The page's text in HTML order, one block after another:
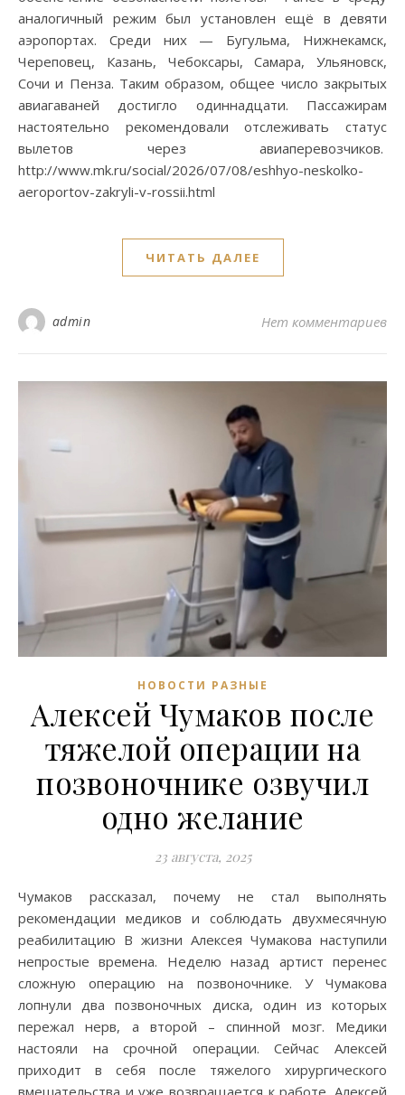
аналогичный режим был установлен ещё в девяти
аэропортах. Среди них — Бугульма, Нижнекамск,
Череповец, Казань, Чебоксары, Самара, Ульяновск,
Сочи и Пенза. Таким образом, общее число закрытых
авиагаваней достигло одиннадцати. Пассажирам
настоятельно рекомендовали отслеживать статус
вылетов через авиаперевозчиков.
http://www.mk.ru/social/2026/07/08/eshhyo-neskolko-
aeroportov-zakryli-v-rossii.html
ЧИТАТЬ ДАЛЕЕ
admin Нет комментариев
НОВОСТИ РАЗНЫЕ
Алексей Чумаков после
тяжелой операции на
позвоночнике озвучил
одно желание
23 августа, 2025
Чумаков рассказал, почему не стал выполнять
рекомендации медиков и соблюдать двухмесячную
реабилитацию В жизни Алексея Чумакова наступили
непростые времена. Неделю назад артист перенес
сложную операцию на позвоночнике. У Чумакова
лопнули два позвоночных диска, один из которых
пережал нерв, а второй – спинной мозг. Медики
настояли на срочной операции. Сейчас Алексей
приходит в себя после тяжелого хирургического